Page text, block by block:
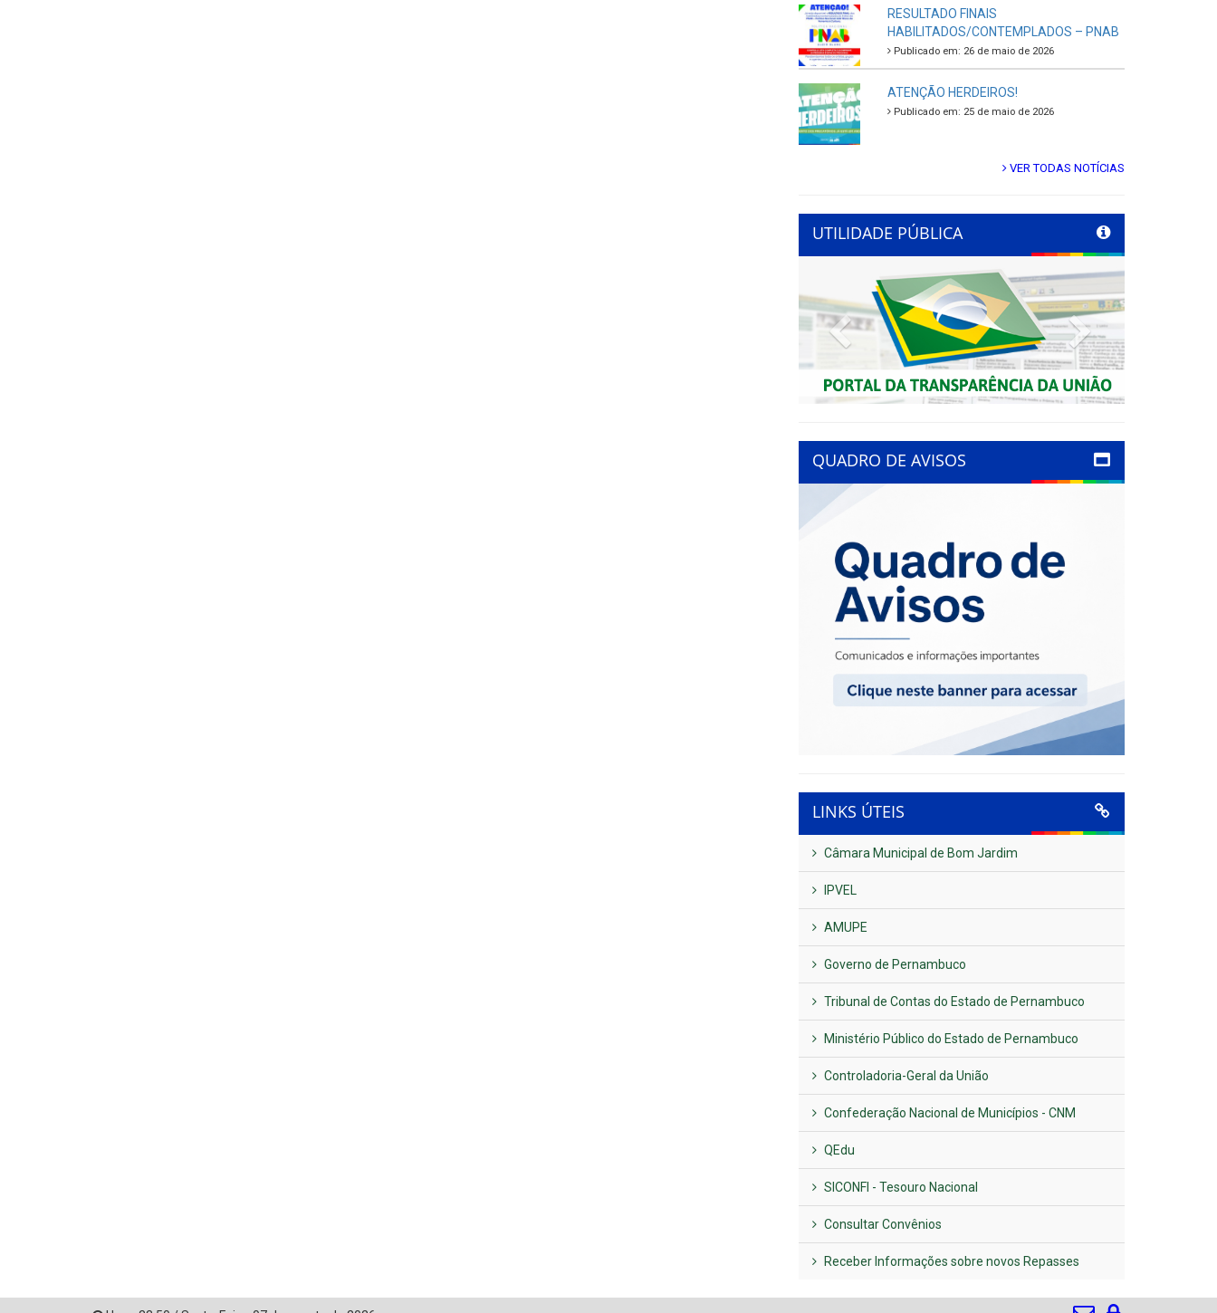
RESULTADO FINAIS
HABILITADOS/CONTEMPLADOS – PNAB
Publicado em: 26 de maio de 2026
ATENÇÃO HERDEIROS!
Publicado em: 25 de maio de 2026
VER TODAS NOTÍCIAS
UTILIDADE PÚBLICA
Previous Next
QUADRO DE AVISOS
LINKS ÚTEIS
Câmara Municipal de Bom Jardim
IPVEL
AMUPE
Governo de Pernambuco
Tribunal de Contas do Estado de Pernambuco
Ministério Público do Estado de Pernambuco
Controladoria-Geral da União
Confederação Nacional de Municípios - CNM
QEdu
SICONFI - Tesouro Nacional
Consultar Convênios
Receber Informações sobre novos Repasses